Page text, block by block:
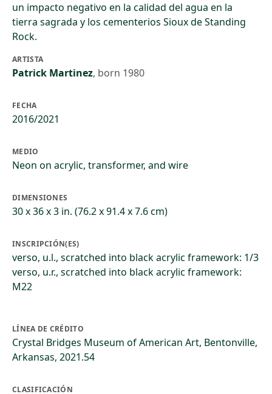
un impacto negativo en la calidad del agua en la
tierra sagrada y los cementerios Sioux de Standing
Rock.
ARTISTA
Patrick Martinez, born 1980
FECHA
2016/2021
MEDIO
Neon on acrylic, transformer, and wire
DIMENSIONES
30 x 36 x 3 in. (76.2 x 91.4 x 7.6 cm)
INSCRIPCIÓN(ES)
verso, u.l., scratched into black acrylic framework: 1/3
verso, u.r., scratched into black acrylic framework:
M22
LÍNEA DE CRÉDITO
Crystal Bridges Museum of American Art, Bentonville,
Arkansas, 2021.54
CLASIFICACIÓN